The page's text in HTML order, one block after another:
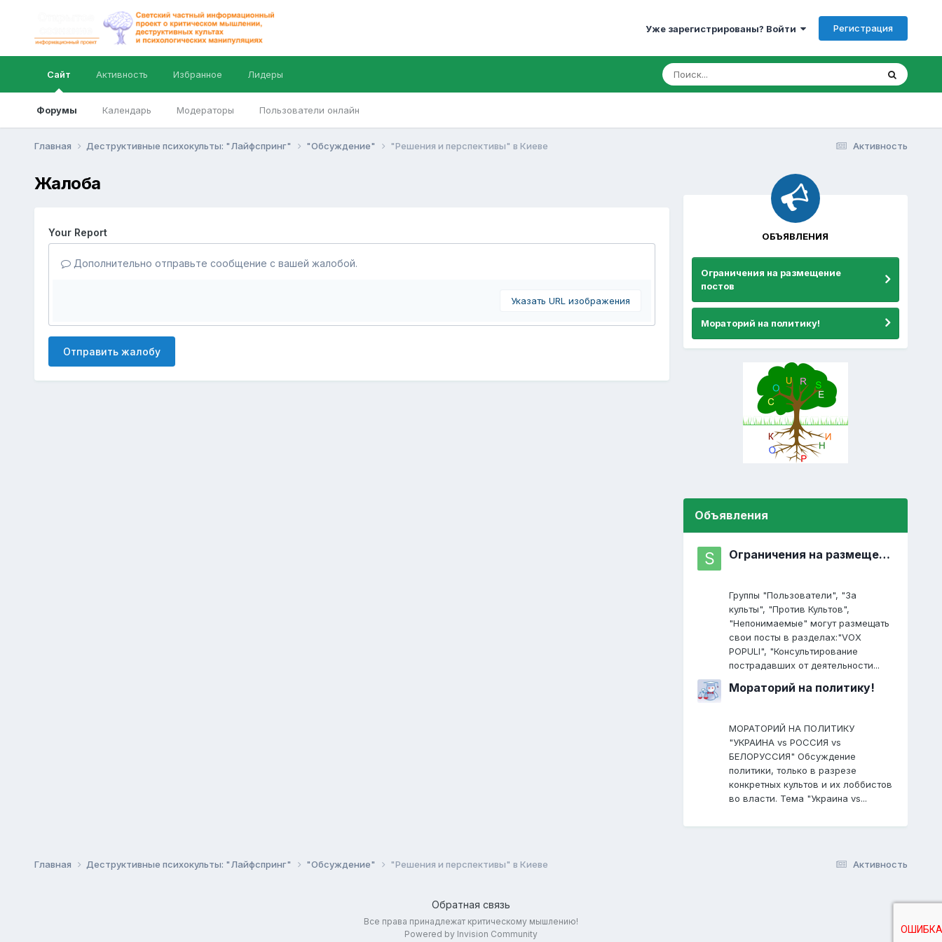
Уже зарегистрированы? Войти Регистрация
Сайт
Форумы Календарь Модераторы Пользователи онлайн
Активность Избранное Лидеры
Активность
Главная Деструктивные психокульты: "Лайфспринг" "Обсуждение" "Решения и перспективы" в Киеве
Жалоба
Your Report
Дополнительно отправьте сообщение с вашей жалобой.
Указать URL изображения
Отправить жалобу
ОБЪЯВЛЕНИЯ
Ограничения на размещение
постов
Мораторий на политику!
Объявления
Ограничения на размещение постов
Группы "Пользователи", "За
культы", "Против Культов",
"Непонимаемые" могут размещать
свои посты в разделах:"VOX
POPULI", "Консультирование
пострадавших от деятельности...
Мораторий на политику!
МОРАТОРИЙ НА ПОЛИТИКУ
"УКРАИНА vs РОССИЯ vs
БЕЛОРУССИЯ" Обсуждение
политики, только в разрезе
конкретных культов и их лоббистов
во власти. Тема "Украина vs...
Активность
Главная Деструктивные психокульты: "Лайфспринг" "Обсуждение" "Решения и перспективы" в Киеве
Обратная связь
Все права принадлежат критическому мышлению!
Powered by Invision Community